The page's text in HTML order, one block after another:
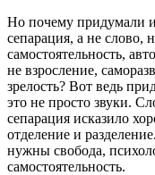
Но почему придумали
сепарация, а не слово,
самостоятельность,
не взросление,
зрелость? Вот ведь
это не просто звуки.
сепарация исказило
отделение и
нужны свобода,
самостоятельность.